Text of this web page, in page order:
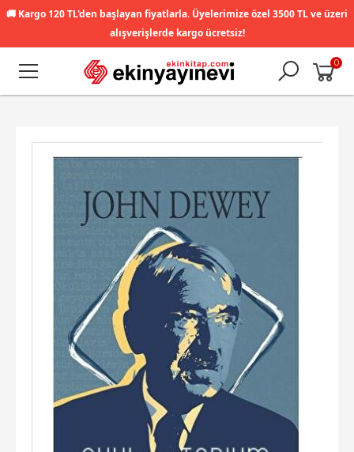
🚚 Kargo 120 TL'den başlayan fiyatlarla. Üyelerimize özel 3500 TL ve üzeri
alışverişlerde kargo ücretsiz!
0